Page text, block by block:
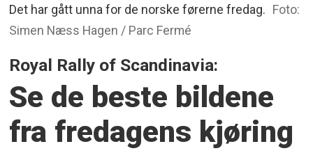
Det har gått unna for de norske førerne fredag. Foto:
Simen Næss Hagen / Parc Fermé
Royal Rally of Scandinavia:
Se de beste bildene
fra fredagens kjøring